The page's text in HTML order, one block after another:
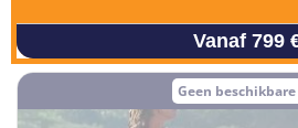
Vanaf 799
Geen